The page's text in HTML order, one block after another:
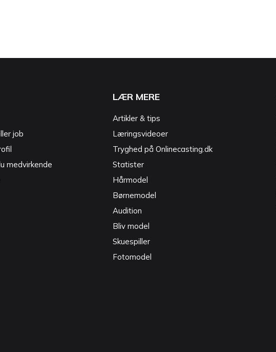
job
medvirkende
LÆR MERE
Artikler & tips
Læringsvideoer
Tryghed på Onlinecasting.dk
Statister
Hårmodel
Børnemodel
Audition
Bliv model
Skuespiller
Fotomodel